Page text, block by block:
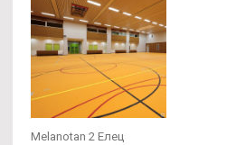
Melanotan 2 Елец